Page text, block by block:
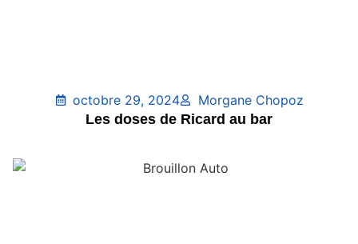
octobre 29, 2024
Morgane Chopoz
Les doses de Ricard au bar